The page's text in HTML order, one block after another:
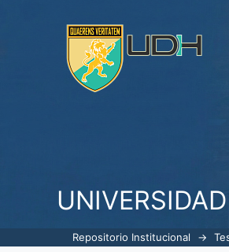
Listar Ingeniería
Repositorio Institucional →